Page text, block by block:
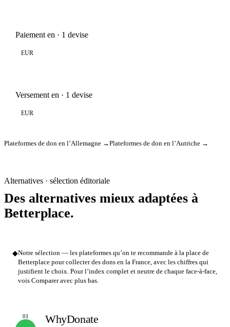
Paiement en · 1 devise
EUR
Versement en · 1 devise
EUR
Plateformes de don en l’Allemagne →Plateformes de don en l’Autriche →
Alternatives · sélection éditoriale
Des alternatives mieux adaptées à
Betterplace.
◆Notre sélection — les plateformes qu’on te recommande à la place de
Betterplace pour collecter des dons en la France, avec les chiffres qui
justifient le choix. Pour l’index complet et neutre de chaque face-à-face,
vois Comparer avec plus bas.
01 WhyDonate